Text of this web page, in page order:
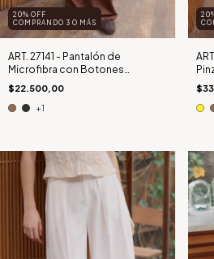
20% OFF
COMPRANDO 3 O MÁS
ART. 27141 - Pantalón de
Microfibra con Botones
Anacarados VIENNA (PRE-VENTA
// 2 días hábiles)
$22.500,00
+1